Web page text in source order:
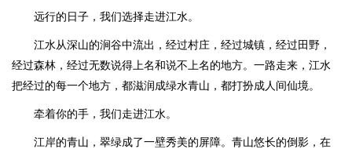
远行的日子，我们选择走进江水。
江水从深山的涧谷中流出，经过村庄，经过城镇，经过田野，
经过森林，经过无数说得上名和说不上名的地方。一路走来，江水
把经过的每一个地方，都滋润成绿水青山，都打扮成人间仙境。
牵着你的手，我们走进江水。
江岸的青山，翠绿成了一壁秀美的屏障。青山悠长的倒影，在